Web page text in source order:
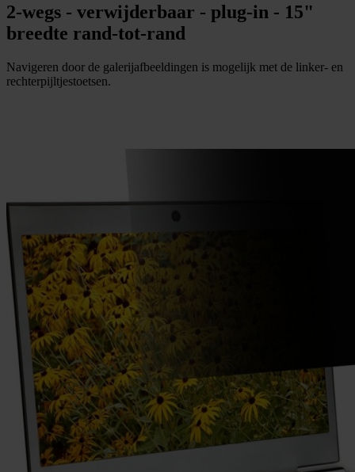
2-wegs - verwijderbaar - plug-in - 15"
breedte rand-tot-rand
Navigeren door de galerijafbeeldingen is mogelijk met de linker- en
rechterpijltjestoetsen.